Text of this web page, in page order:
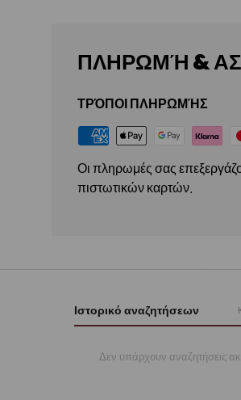
ΠΛΗΡΩΜΉ &
ΤΡΌΠΟΙ ΠΛΗΡΩΜΉΣ
Οι πληρωμές σας
πιστωτικών καρτών.
Ιστορικό αναζητήσεων
Δεν υπάρχουν αναζητήσεις